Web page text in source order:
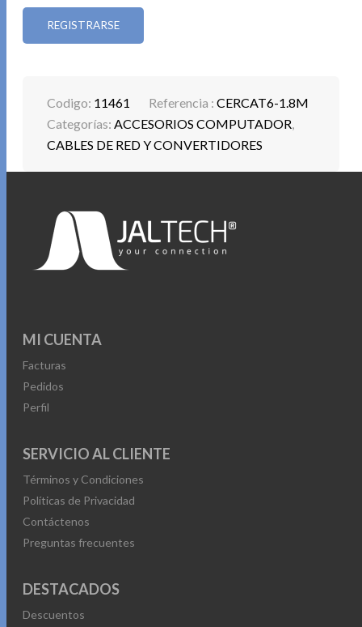
REGISTRARSE
Codigo: 11461 Referencia :CERCAT6-1.8M
Categorías:ACCESORIOS COMPUTADOR,
CABLES DE RED Y CONVERTIDORES
MI CUENTA
Facturas
Pedidos
Perfil
SERVICIO AL CLIENTE
Términos y Condiciones
Políticas de Privacidad
Contáctenos
Preguntas frecuentes
DESTACADOS
Descuentos